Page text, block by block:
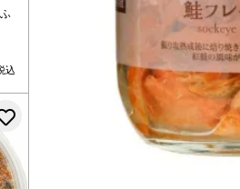
込
お気に入りに登録する